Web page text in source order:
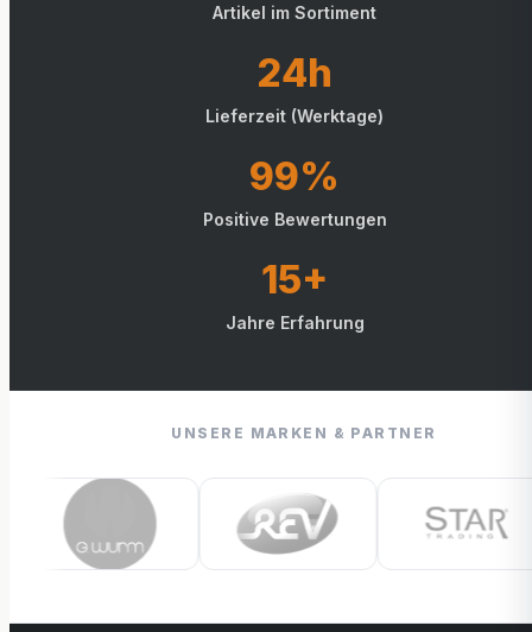
Artikel im Sortiment
24h
Lieferzeit (Werktage)
99%
Positive Bewertungen
15+
Jahre Erfahrung
UNSERE MARKEN & PARTNER